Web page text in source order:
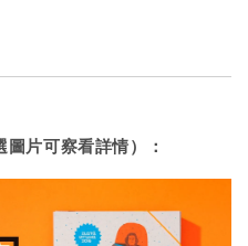
片可察看詳情）：